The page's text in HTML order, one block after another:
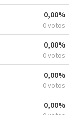
0,00%
0 votos
0,00%
0 votos
0,00%
0 votos
0,00%